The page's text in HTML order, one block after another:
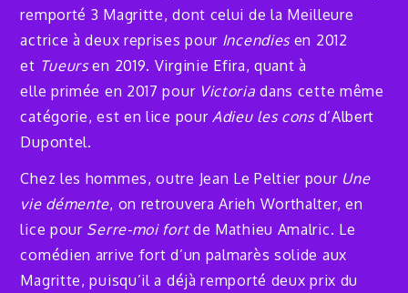
remporté 3 Magritte, dont celui de la Meilleure
actrice à deux reprises pour Incendiesen 2012
et Tueursen 2019. Virginie Efira, quant à
elle primée en 2017 pour Victoria dans cette même
catégorie, est en lice pour Adieu les consd’Albert
Dupontel.
Chez les hommes, outre Jean Le Peltier pour Une
vie démente, on retrouvera Arieh Worthalter, en
lice pour Serre-moi fortde Mathieu Amalric. Le
comédien arrive fort d’un palmarès solide aux
Magritte, puisqu’il a déjà remporté deux prix du